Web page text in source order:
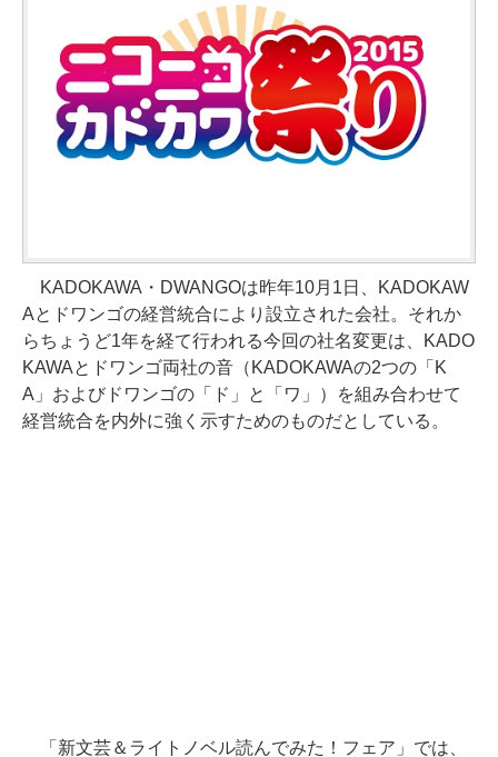
KADOKAWA・DWANGOは昨年10月1日、KADOKAW
Aとドワンゴの経営統合により設立された会社。それか
らちょうど1年を経て行われる今回の社名変更は、KADO
KAWAとドワンゴ両社の音（KADOKAWAの2つの「K
A」およびドワンゴの「ド」と「ワ」）を組み合わせて
経営統合を内外に強く示すためのものだとしている。
「新文芸＆ライトノベル読んでみた！フェア」では、